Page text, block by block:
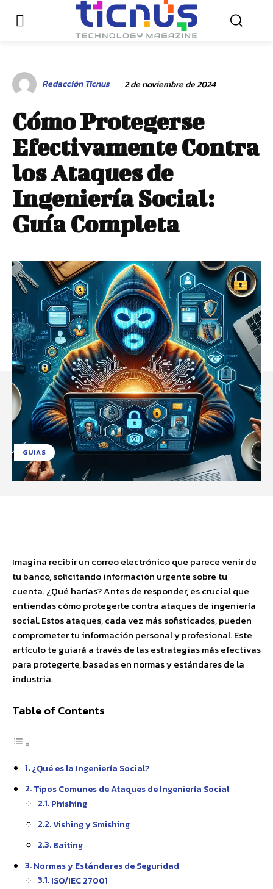
Redacción Ticnus 2 de noviembre de 2024
Cómo Protegerse
Efectivamente Contra
los Ataques de
Ingeniería Social:
Guía Completa
GUIAS
Imagina recibir un correo electrónico que parece venir de
tu banco, solicitando información urgente sobre tu
cuenta. ¿Qué harías? Antes de responder, es crucial que
entiendas cómo protegerte contra ataques de ingeniería
social. Estos ataques, cada vez más sofisticados, pueden
comprometer tu información personal y profesional. Este
artículo te guiará a través de las estrategias más efectivas
para protegerte, basadas en normas y estándares de la
industria.
Table of Contents
¿Qué es la Ingeniería Social?
Tipos Comunes de Ataques de Ingeniería Social
Phishing
Vishing y Smishing
Baiting
Normas y Estándares de Seguridad
ISO/IEC 27001